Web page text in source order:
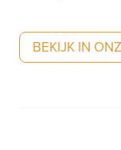
BEKIJK IN